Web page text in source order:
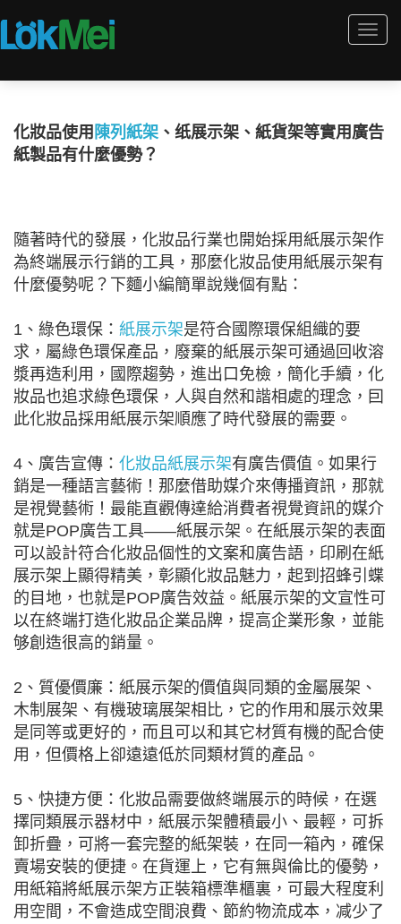
化妝品使用 陳列紙架 、纸展示架、紙貨架等實用廣告
紙製品有什麼優勢？
隨著時代的發展，化妝品行業也開始採用紙展示架作
為終端展示行銷的工具，那麼化妝品使用紙展示架有
什麼優勢呢？下麵小編簡單說幾個有點：
1、綠色環保： 紙展示架是符合國際環保組織的要
求，屬綠色環保產品，廢棄的紙展示架可通過回收溶
漿再造利用，國際趨勢，進出口免檢，簡化手續，化
妝品也追求綠色環保，人與自然和諧相處的理念，囙
此化妝品採用紙展示架順應了時代發展的需要。
4、廣告宣傳： 化妝品紙展示架有廣告價值。如果行
銷是一種語言藝術！那麼借助媒介來傳播資訊，那就
是視覺藝術！最能直觀傳達給消費者視覺資訊的媒介
就是POP廣告工具――紙展示架。在紙展示架的表面
可以設計符合化妝品個性的文案和廣告語，印刷在紙
展示架上顯得精美，彰顯化妝品魅力，起到招蜂引蝶
的目地，也就是POP廣告效益。紙展示架的文宣性可
以在終端打造化妝品企業品牌，提高企業形象，並能
够創造很高的銷量。
2、質優價廉：紙展示架的價值與同類的金屬展架、
木制展架、有機玻璃展架相比，它的作用和展示效果
是同等或更好的，而且可以和其它材質有機的配合使
用，但價格上卻遠遠低於同類材質的產品。
5、快捷方便：化妝品需要做終端展示的時候，在選
擇同類展示器材中，紙展示架體積最小、最輕，可拆
卸折疊，可將一套完整的紙架裝，在同一箱內，確保
賣場安裝的便捷。在貨運上，它有無與倫比的優勢，
用紙箱將紙展示架方正裝箱標準櫃裏，可最大程度利
用空間，不會造成空間浪費、節約物流成本，减少了